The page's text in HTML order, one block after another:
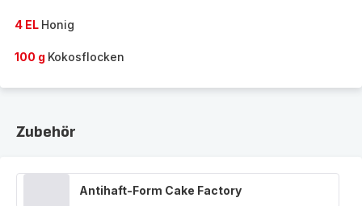
4 EL Honig
100 g Kokosflocken
Zubehör
Antihaft-Form Cake Factory